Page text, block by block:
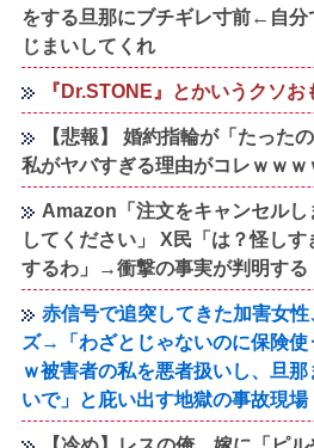
をする旦那にブチギレ寸前←自分
じまいしてくれ
『Dr.STONE』とかいうクソ
【悲報】 婚約指輪が「たった
私がヤバすぎる理由がコレｗｗｗ
Amazon「注文をキャンセルし
してください」 X民「は？怪し
するわ」→衝撃の事実が判明する
赤信号で追突してきた加害女
ズ→「わざとじゃないのに保険使
ｗ被害者の私を悪者扱いし、旦
いで」と庇い出す地獄の事故現場